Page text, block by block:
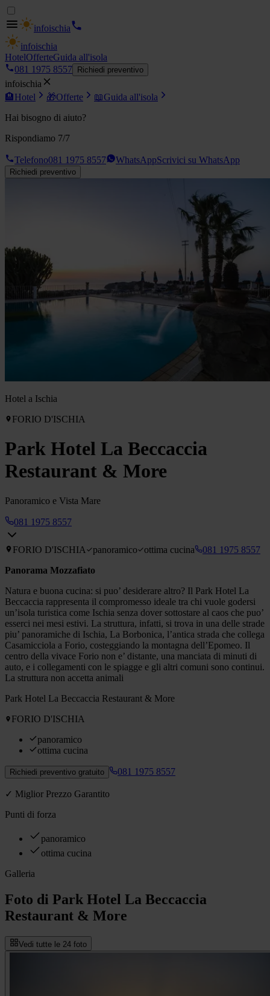
infoischia
infoischia
HotelOfferteGuida all'isola
081 1975 8557
Richiedi preventivo
infoischia
🏨Hotel 🎁Offerte 📖Guida all'isola
Hai bisogno di aiuto?
Rispondiamo 7/7
Telefono081 1975 8557 WhatsAppScrivici su WhatsApp
Richiedi preventivo
Hotel a Ischia
FORIO D'ISCHIA
Park Hotel La Beccaccia
Restaurant & More
Panoramico e Vista Mare
081 1975 8557
FORIO D'ISCHIA panoramico ottima cucina
081 1975 8557
Panorama Mozzafiato
Natura e buona cucina: si puo’ desiderare altro? Il Park Hotel La
Beccaccia rappresenta il compromesso ideale tra chi vuole godersi
un’isola turistica come Ischia senza dover sottostare al caos che puo’
esserci nei mesi estivi. La struttura, infatti, si trova in una delle strade
piu’ panoramiche di Ischia, La Borbonica, l’antica strada che collega
Casamicciola a Forio, costeggiando la montagna dell’Epomeo. Il
centro della vivace Forio non e’ distante, una manciata di minuti di
auto, e i collegamenti con le spiagge e gli altri comuni sono continui.
La struttura non accetta animali
Park Hotel La Beccaccia Restaurant & More
FORIO D'ISCHIA
panoramico
ottima cucina
Richiedi preventivo gratuito 081 1975 8557
✓ Miglior Prezzo Garantito
Punti di forza
panoramico
ottima cucina
Galleria
Foto di Park Hotel La Beccaccia
Restaurant & More
Vedi tutte le 24 foto